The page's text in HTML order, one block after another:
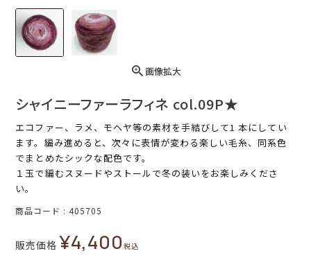
画像拡大
シャイニーファーラフィネ col.09P★
エコファー、ラメ、モヘヤ等の素材を手結びして1 本にしてい
ます。編み進めると、次々に表情が変わる楽しい毛糸、同系色
でまとめたシックな配色です。
１玉で編むスヌードやストールで冬の装いをお楽しみくださ
い。
商品コード 405705
販売価格 ¥4,400税込